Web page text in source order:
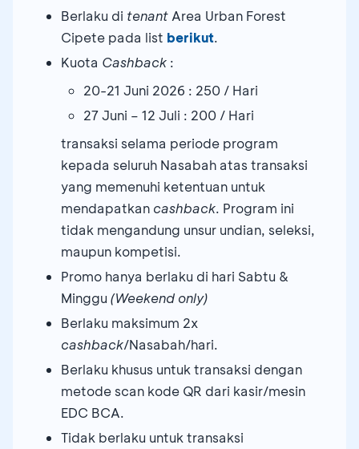
Berlaku di tenant Area Urban Forest
Cipete pada list berikut.
Kuota Cashback :
20-21 Juni 2026 : 250 / Hari
27 Juni – 12 Juli : 200 / Hari
transaksi selama periode program
kepada seluruh Nasabah atas transaksi
yang memenuhi ketentuan untuk
mendapatkan cashback. Program ini
tidak mengandung unsur undian, seleksi,
maupun kompetisi.
Promo hanya berlaku di hari Sabtu &
Minggu (Weekend only)
Berlaku maksimum 2x
cashback/Nasabah/hari.
Berlaku khusus untuk transaksi dengan
metode scan kode QR dari kasir/mesin
EDC BCA.
Tidak berlaku untuk transaksi